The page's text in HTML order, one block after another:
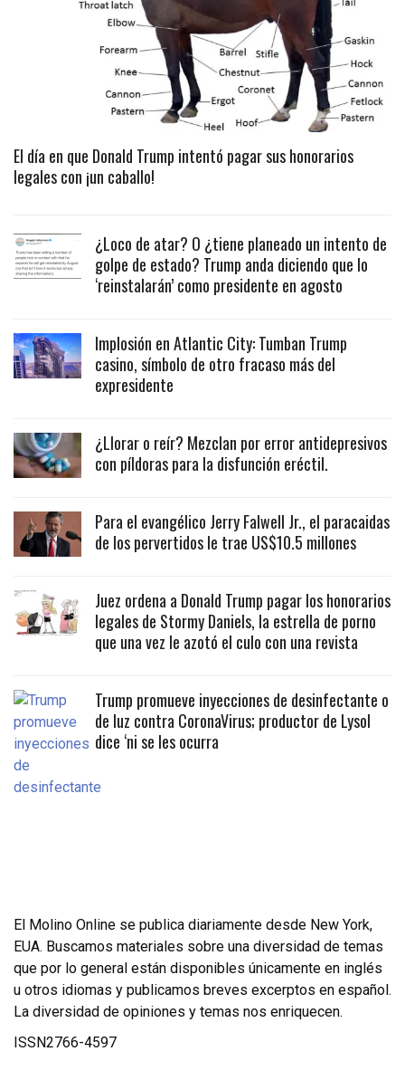
El día en que Donald Trump intentó pagar sus honorarios
legales con ¡un caballo!
¿Loco de atar? O ¿tiene planeado un intento de
golpe de estado? Trump anda diciendo que lo
‘reinstalarán’ como presidente en agosto
Implosión en Atlantic City: Tumban Trump
casino, símbolo de otro fracaso más del
expresidente
¿Llorar o reír? Mezclan por error antidepresivos
con píldoras para la disfunción eréctil.
Para el evangélico Jerry Falwell Jr., el paracaidas
de los pervertidos le trae US$10.5 millones
Juez ordena a Donald Trump pagar los honorarios
legales de Stormy Daniels, la estrella de porno
que una vez le azotó el culo con una revista
Trump promueve inyecciones de desinfectante o
de luz contra CoronaVirus; productor de Lysol
dice ‘ni se les ocurra
El Molino Online se publica diariamente desde New York,
EUA. Buscamos materiales sobre una diversidad de temas
que por lo general están disponibles únicamente en inglés
u otros idiomas y publicamos breves excerptos en español.
La diversidad de opiniones y temas nos enriquecen.
ISSN2766-4597